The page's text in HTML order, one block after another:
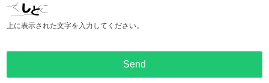
上に表示された文字を入力してください。